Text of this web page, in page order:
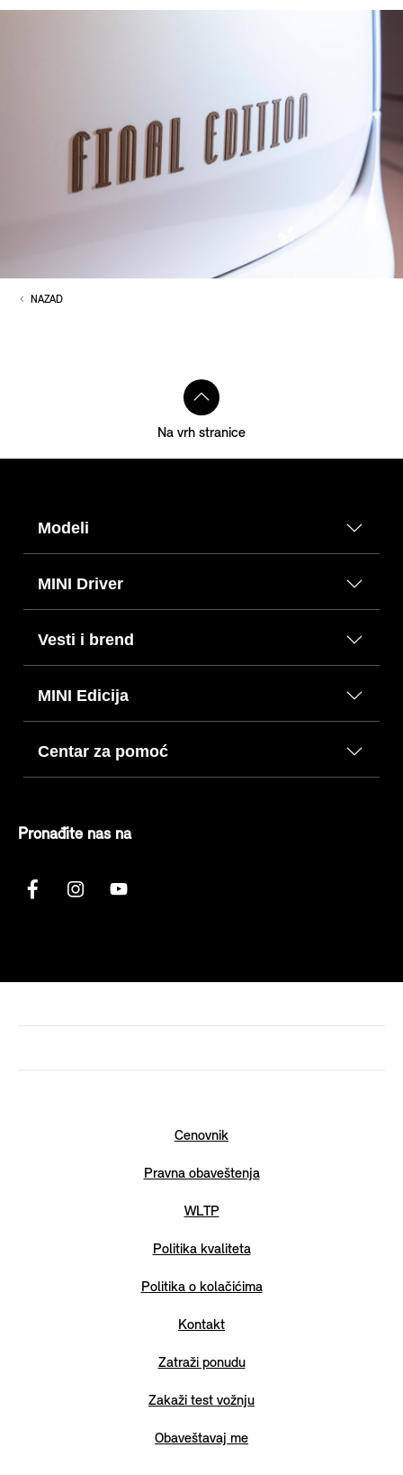
NAZAD
Na vrh stranice
Modeli
MINI Driver
Vesti i brend
MINI Edicija
Centar za pomoć
Pronađite nas na
Cenovnik
Pravna obaveštenja
WLTP
Politika kvaliteta
Politika o kolačićima
Kontakt
Zatraži ponudu
Zakaži test vožnju
Obaveštavaj me